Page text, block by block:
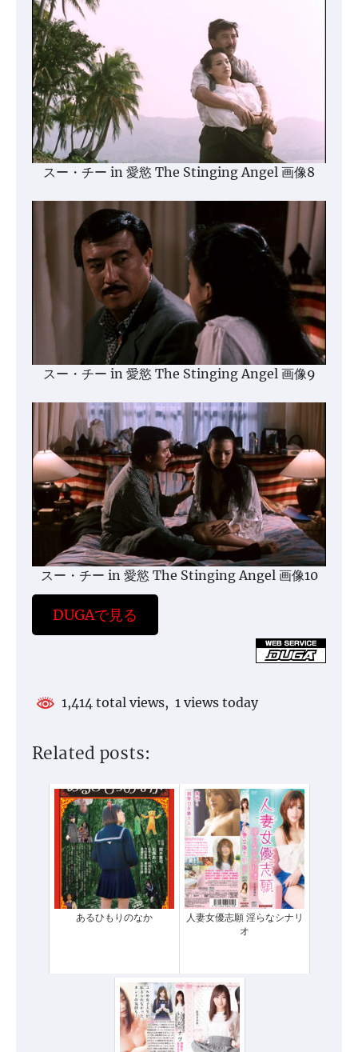
スー・チー in 愛慾 The Stinging Angel 画像8
スー・チー in 愛慾 The Stinging Angel 画像9
スー・チー in 愛慾 The Stinging Angel 画像10
DUGAで見る
1,414 total views, 1 views today
Related posts:
あるひもりのなか
人妻女優志願 淫らなシナリ
オ